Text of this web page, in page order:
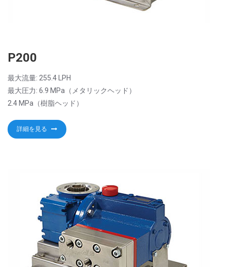
P200
最大流量: 255.4 LPH
最大圧力: 6.9 MPa（メタリックヘッド）
2.4 MPa（樹脂ヘッド）
詳細を見る